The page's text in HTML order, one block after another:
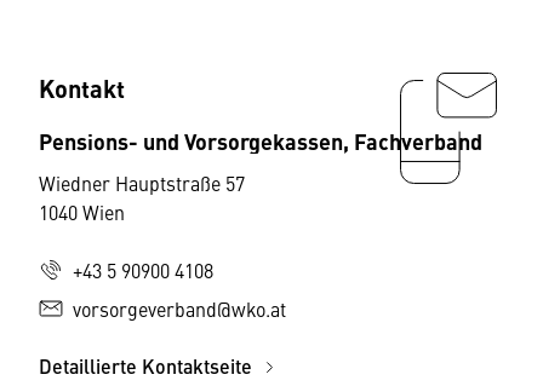
Kontakt
Pensions- und Vorsorgekassen, Fachverband
Wiedner Hauptstraße 57
1040 Wien
+43 5 90900 4108
vorsorgeverband@wko.at
Detaillierte Kontaktseite